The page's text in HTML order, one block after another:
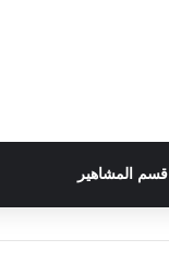
قسم المشاهير